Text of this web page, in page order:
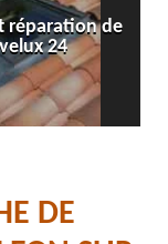
réparation de
velux 24
DE